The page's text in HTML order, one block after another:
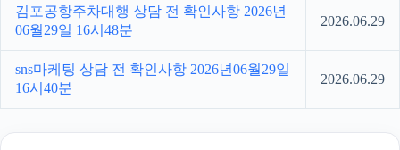
김포공항주차대행 상담 전 확인사항 2026년
06월29일 16시48분
2026.06.29
sns마케팅 상담 전 확인사항 2026년06월29일
16시40분
2026.06.29